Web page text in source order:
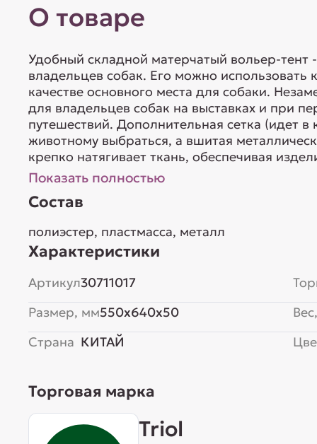
О товаре
Удобный складной матерчатый вольер-
владельцев собак. Его можно
качестве основного места для собаки.
для владельцев собак на выставках и при
путешествий. Дополнительная сетка (идет
животному выбраться, а вшитая
крепко натягивает ткань, обеспечивая
Показать полностью
Состав
полиэстер, пластмасса, металл
Характеристики
Артикул30711017
Размер, мм550x640x50
Страна КИТАЙ
Торговая марка
Triol